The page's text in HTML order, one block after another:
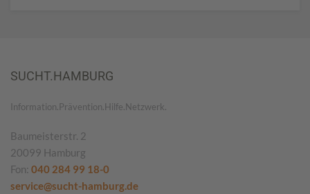
SUCHT.HAMBURG
Information.Prävention.Hilfe.Netzwerk.
Baumeisterstr. 2
20099 Hamburg
Fon: 040 284 99 18-0
service@sucht-hamburg.de